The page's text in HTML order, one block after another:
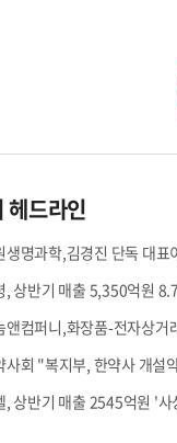
헤드라인
생명과학,김경진 단독 대표
, 상반기 매출 5,350억원
앤컴퍼니,화장품-전자상거
사회 "복지부, 한약사 개설
, 상반기 매출 2545억원 '